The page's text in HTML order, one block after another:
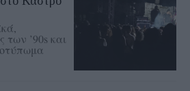
των ’90s και